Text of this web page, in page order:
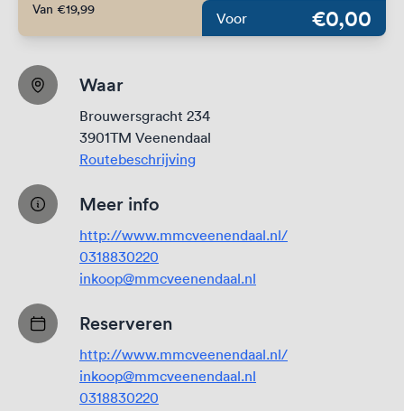
Van €19,99 Voor €0,00
Waar
Brouwersgracht 234
3901TM Veenendaal
Routebeschrijving
Meer info
http://www.mmcveenendaal.nl/
0318830220
inkoop@mmcveenendaal.nl
Reserveren
http://www.mmcveenendaal.nl/
inkoop@mmcveenendaal.nl
0318830220